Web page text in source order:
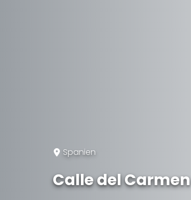
Spanien
Calle del Carmen